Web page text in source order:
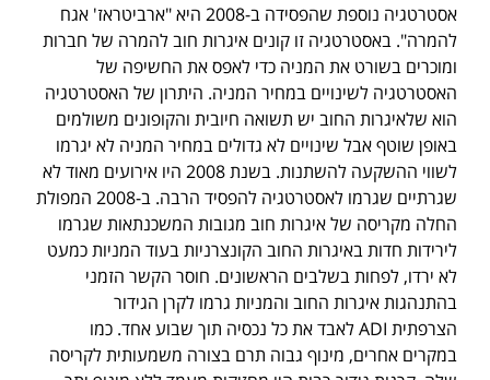
אסטרטגיה נוספת שהפסידה ב-2008 היא "ארביטראז' אגח
להמרה". באסטרטגיה זו קונים איגרות חוב להמרה של חברות
ומוכרים בשורט את המניה כדי לאפס את החשיפה של
האסטרטגיה לשינויים במחיר המניה. היתרון של האסטרטגיה
הוא שלאיגרות החוב יש תשואה חיובית והקופונים משולמים
באופן שוטף אבל שינויים לא גדולים במחיר המניה לא יגרמו
לשווי ההשקעה להשתנות. בשנת 2008 היו אירועים מאוד לא
שגרתיים שגרמו לאסטרטגיה להפסיד הרבה. ב-2008 המפולת
החלה מקריסה של איגרות חוב מגובות המשכנתאות שגרמו
לירידות חדות באיגרות החוב הקונצרניות בעוד המניות כמעט
לא ירדו, לפחות בשלבים הראשונים. חוסר הקשר הזמני
בהתנהגות איגרות החוב והמניות גרמו לקרן הגידור
הצרפתית ADI לאבד את כל נכסיה תוך שבוע אחד. כמו
במקרים אחרים, מינוף גבוה תרם בצורה משמעותית לקריסה